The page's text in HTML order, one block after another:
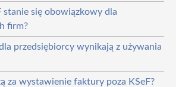
stanie się obowiązkowy dla
firm?
przedsiębiorcy wynikają z używania
za wystawienie faktury poza KSeF?